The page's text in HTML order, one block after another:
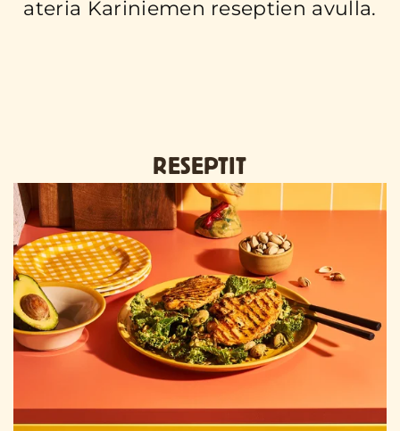
ateria Kariniemen reseptien avulla.
RESEPTIT